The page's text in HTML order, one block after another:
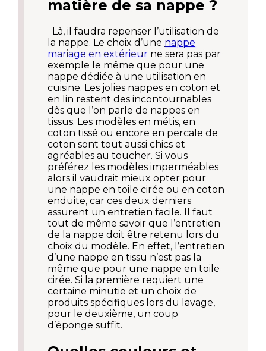
matière de sa nappe ?
Là, il faudra repenser l’utilisation de
la nappe. Le choix d’une nappe
mariage en extérieur ne sera pas par
exemple le même que pour une
nappe dédiée à une utilisation en
cuisine. Les jolies nappes en coton et
en lin restent des incontournables
dès que l’on parle de nappes en
tissus. Les modèles en métis, en
coton tissé ou encore en percale de
coton sont tout aussi chics et
agréables au toucher. Si vous
préférez les modèles imperméables
alors il vaudrait mieux opter pour
une nappe en toile cirée ou en coton
enduite, car ces deux derniers
assurent un entretien facile. Il faut
tout de même savoir que l’entretien
de la nappe doit être retenu lors du
choix du modèle. En effet, l’entretien
d’une nappe en tissu n’est pas la
même que pour une nappe en toile
cirée. Si la première requiert une
certaine minutie et un choix de
produits spécifiques lors du lavage,
pour le deuxième, un coup
d’éponge suffit.